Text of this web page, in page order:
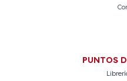
PUNTOS